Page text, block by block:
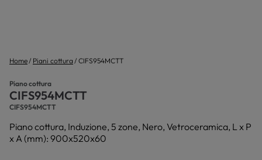
Home Piani cottura CIFS954MCTT
Piano cottura
CIFS954MCTT
CIFS954MCTT
Piano cottura, Induzione, 5 zone, Nero, Vetroceramica, L x P
x A (mm): 900x520x60